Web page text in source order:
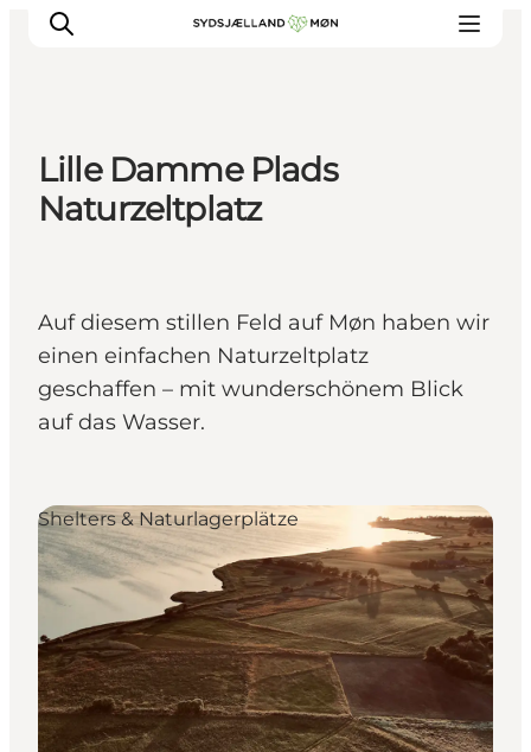
Erleben
Städte und Orte
Unterkunft
Reise planen
Lille Damme Plads
Naturzeltplatz
Auf diesem stillen Feld auf Møn haben wir
einen einfachen Naturzeltplatz
geschaffen – mit wunderschönem Blick
auf das Wasser.
Shelters & Naturlagerplätze